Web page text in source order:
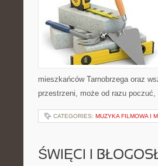
mieszkańców Tarnobrzega oraz
przestrzeni, może od razu
CATEGORIES: MUZYKA FILMOWA I
ŚWIĘCI I